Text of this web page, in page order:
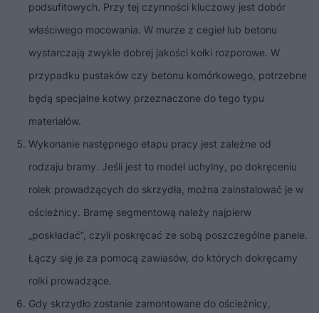
podsufitowych. Przy tej czynności kluczowy jest dobór
właściwego mocowania. W murze z cegieł lub betonu
wystarczają zwykle dobrej jakości kołki rozporowe. W
przypadku pustaków czy betonu komórkowego, potrzebne
będą specjalne kotwy przeznaczone do tego typu
materiałów.
Wykonanie następnego etapu pracy jest zależne od
rodzaju bramy. Jeśli jest to model uchylny, po dokręceniu
rolek prowadzących do skrzydła, można zainstalować je w
ościeżnicy. Bramę segmentową należy najpierw
„poskładać”, czyli poskręcać ze sobą poszczególne panele.
Łączy się je za pomocą zawiasów, do których dokręcamy
rolki prowadzące.
Gdy skrzydło zostanie zamontowane do ościeżnicy,